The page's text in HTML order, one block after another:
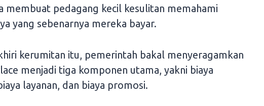
membuat pedagang kecil kesulitan memahami
yang sebenarnya mereka bayar.
kerumitan itu, pemerintah bakal menyeragamkan
menjadi tiga komponen utama, yakni biaya
layanan, dan biaya promosi.